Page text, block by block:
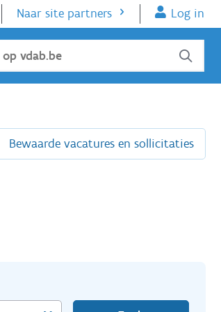
Naar site partners Log in
Bewaarde vacatures en sollicitaties